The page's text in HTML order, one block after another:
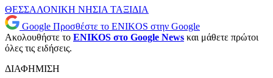
ΘΕΣΣΑΛΟΝΙΚΗ ΝΗΣΙΑ ΤΑΞΙΔΙΑ
Google Προσθέστε το ENIKOS στην Google
Ακολουθήστε το ENIKOS στο Google News και μάθετε πρώτοι
όλες τις ειδήσεις.
ΔΙΑΦΗΜΙΣΗ